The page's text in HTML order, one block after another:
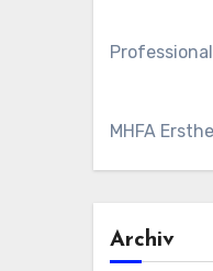
MHFA
Archiv